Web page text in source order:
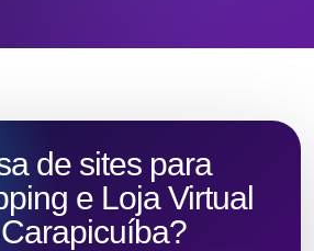
de sites para
e Loja Virtual